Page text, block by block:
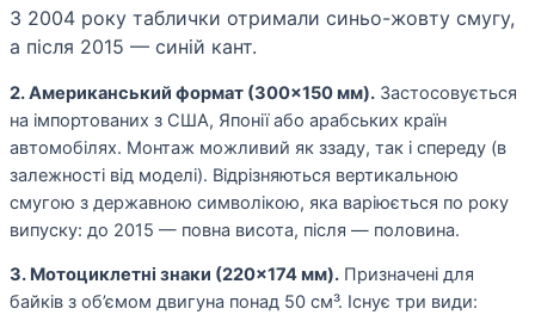
З 2004 року таблички отримали синьо-жовту смугу,
а після 2015 — синій кант.
2. Американський формат (300×150 мм). Застосовується
на імпортованих з США, Японії або арабських країн
автомобілях. Монтаж можливий як ззаду, так і спереду (в
залежності від моделі). Відрізняються вертикальною
смугою з державною символікою, яка варіюється по року
випуску: до 2015 — повна висота, після — половина.
3. Мотоциклетні знаки (220×174 мм). Призначені для
байків з об’ємом двигуна понад 50 см³. Існує три види: